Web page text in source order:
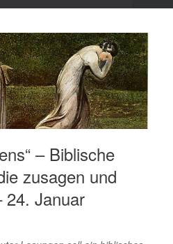
– Biblische
zusagen und
24. Januar